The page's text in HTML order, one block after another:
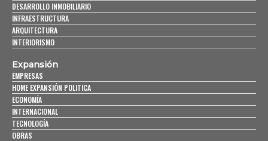
DESARROLLO INMOBILIARIO
INFRAESTRUCTURA
ARQUITECTURA
INTERIORISMO
Expansión
EMPRESAS
HOME EXPANSIÓN POLITICA
ECONOMÍA
INTERNACIONAL
TECNOLOGÍA
OBRAS